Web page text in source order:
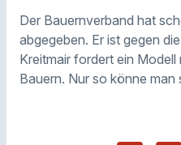
Der Bauernverband hat
abgegeben. Er ist gegen
Kreitmair fordert ein
Bauern. Nur so könne man